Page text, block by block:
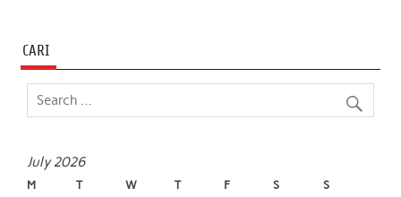
CARI
July 2026
M T W T F S S